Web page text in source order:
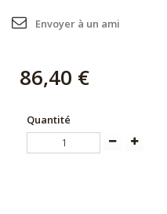
Envoyer à un ami
86,40 €
Quantité